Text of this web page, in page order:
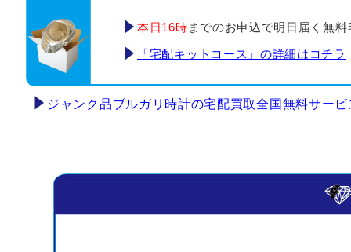
本日16時 までのお申込で明日届く無
「宅配キットコース」の詳細はコチラ
ジャンク品ブルガリ時計の宅配買取全国無料サー